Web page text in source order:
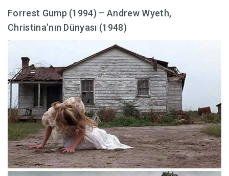
Forrest Gump (1994) – Andrew Wyeth,
Christina’nın Dünyası (1948)